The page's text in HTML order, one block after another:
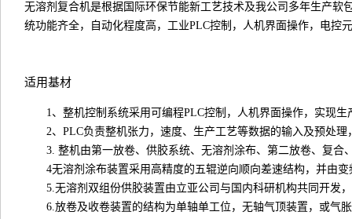
无溶剂复合机是根据国际环保节能新工艺技术及我公司多年生产
统功能齐全，自动化程度高，工业PLC控制，人机界面操作，电控
适用基材
1、整机控制系统采用可编程PLC控制，人机界面操作，实现
2、PLC负责整机张力，速度、生产工艺等数据的输入及预处
3. 整机由第一放卷、供胶系统、无溶剂涂布、第二放卷、复合
4无溶剂涂布装置采用高精度的五辊逆向顺向差速结构，并由
5.无溶剂双组份供胶装置由立亚公司与国内科研机构共同开发
6.放卷及收卷装置的结构为单轴单工位，无轴气顶装置，或气